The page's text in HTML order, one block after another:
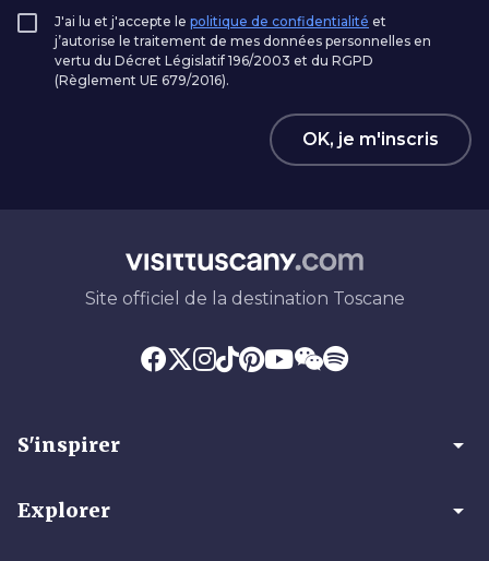
J'ai lu et j'accepte le politique de confidentialité et
j’autorise le traitement de mes données personnelles en
vertu du Décret Législatif 196/2003 et du RGPD
(Règlement UE 679/2016).
OK, je m'inscris
Site officiel de la destination Toscane
S'inspirer arrow_drop_down
Explorer arrow_drop_down